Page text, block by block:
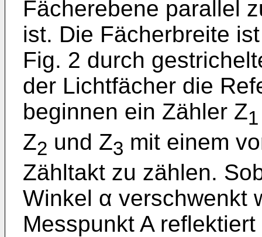
Fächerebene parallel
ist. Die Fächerbreite
Fig. 2 durch
der Lichtfächer die
beginnen ein Zähler Z1
Z2 und Z3 mit einem
Zähltakt zu zählen.
Winkel α verschwenkt
Messpunkt A